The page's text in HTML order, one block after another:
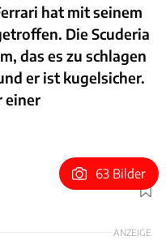
hat mit seinem
Die Scuderia
das es zu schlagen
er ist kugelsicher.
einer
Foto: xpb
63 Bilder
ANZEIGE